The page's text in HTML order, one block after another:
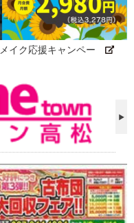
イク応援キャンペー